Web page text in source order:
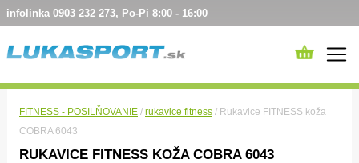
infolinka 0903 232 273, Po-Pi 8:00 - 16:00
FITNESS - POSILŇOVANIE / rukavice fitness / Rukavice FITNESS koža
COBRA 6043
RUKAVICE FITNESS KOŽA COBRA 6043